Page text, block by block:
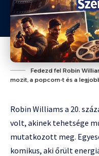
Fedezd fel Robin
mozit, a popcorn-t és a
Robin Williams a 20.
volt, akinek tehetsége
mutatkozott meg.
komikus, aki őrült